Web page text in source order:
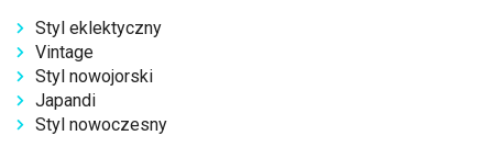
Styl eklektyczny
Vintage
Styl nowojorski
Japandi
Styl nowoczesny